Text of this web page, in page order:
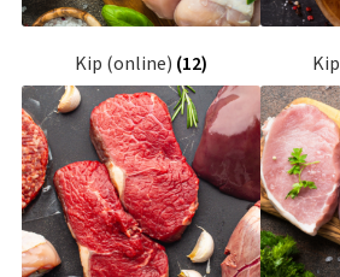
Kip (online) (12)